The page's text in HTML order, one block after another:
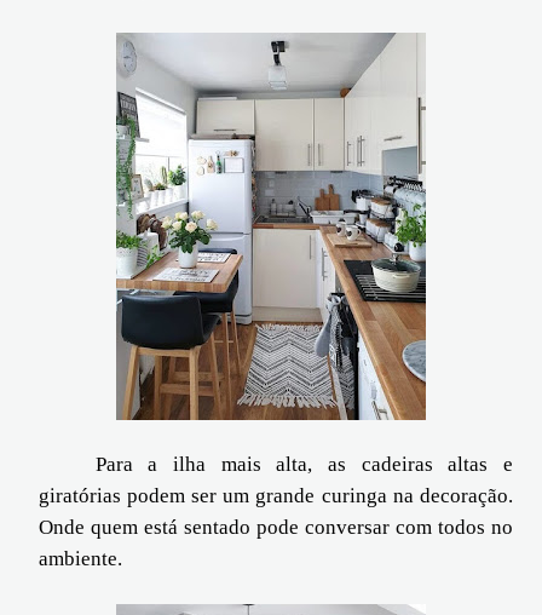
Para a ilha mais alta, as cadeiras altas e
giratórias podem ser um grande curinga na decoração.
Onde quem está sentado pode conversar com todos no
ambiente.